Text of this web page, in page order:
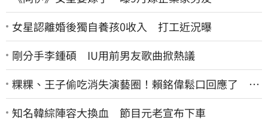
女星認離婚後獨自養孩0收入 打工近況曝
剛分手李鍾碩 IU用前男友歌曲掀熱議
粿粿、王子偷吃消失演藝圈！賴銘偉鬆口回應了 兩
人最新近況曝光
知名韓綜陣容大換血 節目元老宣布下車